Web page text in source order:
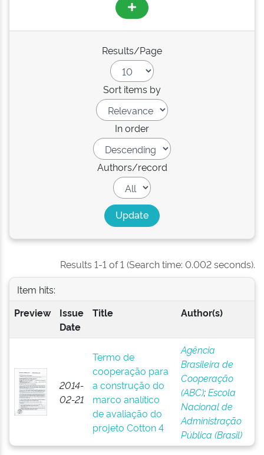
Results/Page
Sort items by
In order
Authors/record
Results 1-1 of 1 (Search time: 0.002 seconds).
Item hits:
Preview
Issue
Date
Title Author(s)
2014-
02-21
Termo de
cooperação para
a construção do
marco analítico
de avaliação do
projeto Cotton 4
Agência
Brasileira de
Cooperação
(ABC);Escola
Nacional de
Administração
Pública (Brasil)